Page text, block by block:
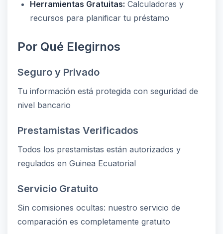
Herramientas Gratuitas: Calculadoras y
recursos para planificar tu préstamo
Por Qué Elegirnos
Seguro y Privado
Tu información está protegida con seguridad de
nivel bancario
Prestamistas Verificados
Todos los prestamistas están autorizados y
regulados en Guinea Ecuatorial
Servicio Gratuito
Sin comisiones ocultas: nuestro servicio de
comparación es completamente gratuito